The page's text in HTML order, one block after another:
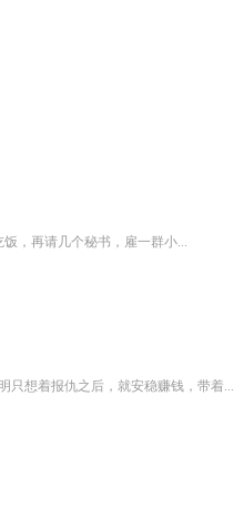
，再请几个秘书，雇一群小...
只想着报仇之后，就安稳赚钱，带着...